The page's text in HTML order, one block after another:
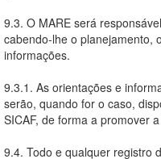
9.3. O MARE será
cabendo-lhe o planejamento,
informações.
9.3.1. As orientações e
serão, quando for o caso,
SICAF, de forma a promover
9.4. Todo e qualquer registro